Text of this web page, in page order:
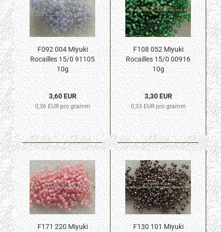
F092 004 Miyuki
Rocailles 15/0 91105
10g
3,60 EUR
0,36 EUR pro gramm
F108 052 Miyuki
Rocailles 15/0 00916
10g
3,30 EUR
0,33 EUR pro gramm
F171 220 Miyuki
F130 101 Miyuki